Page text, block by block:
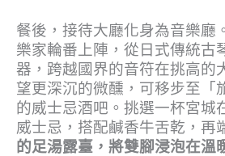
餐後，接待大廳化身為音樂廳
樂家輪番上陣，從日式傳統古
器，跨越國界的音符在挑高的
望更深沉的微醺，可移步至「
的威士忌酒吧。挑選一杯宮城
威士忌，搭配鹹香牛舌乾，再
的足湯露臺，將雙腳浸泡在溫